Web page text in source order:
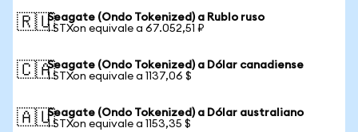
🇷🇺Seagate (Ondo Tokenized) a Rublo ruso
1 STXon equivale a 67.052,51 ₽
🇨🇦Seagate (Ondo Tokenized) a Dólar canadiense
1 STXon equivale a 1137,06 $
🇦🇺Seagate (Ondo Tokenized) a Dólar australiano
1 STXon equivale a 1153,35 $